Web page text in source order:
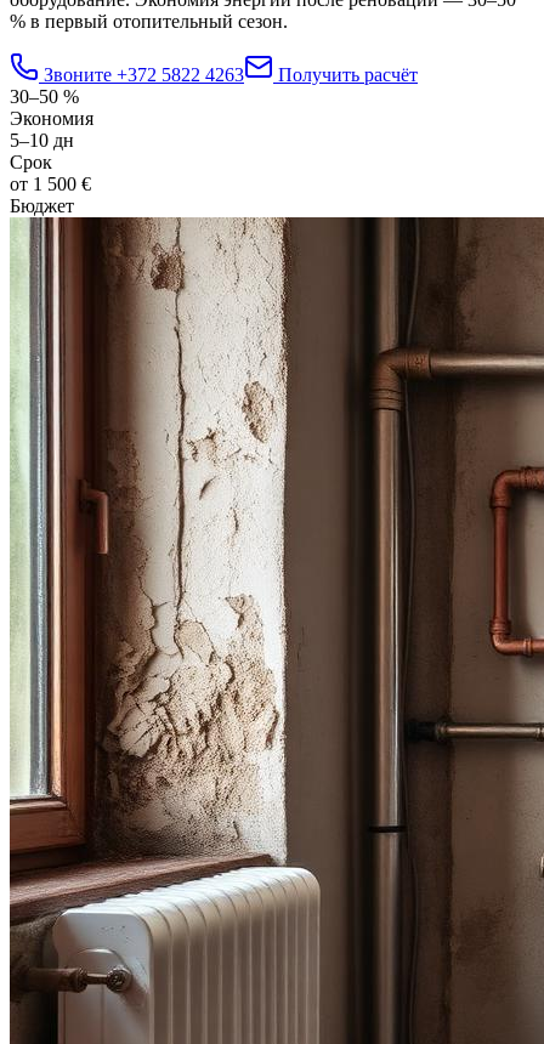
% в первый отопительный сезон.
Звоните +372 5822 4263
Получить расчёт
30–50 %
Экономия
5–10 дн
Срок
от 1 500 €
Бюджет